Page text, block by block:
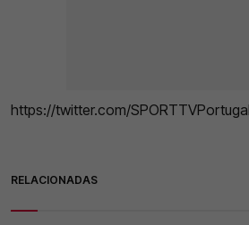
https://twitter.com/
RELACIONADAS